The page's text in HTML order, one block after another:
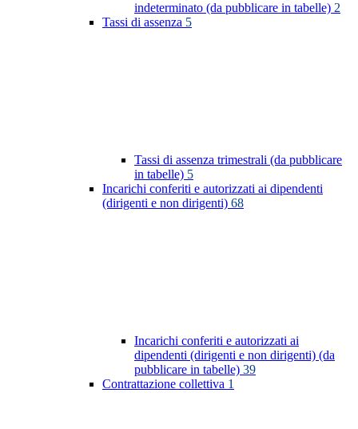
indeterminato (da pubblicare in tabelle) 2
Tassi di assenza 5
Tassi di assenza trimestrali (da pubblicare
in tabelle) 5
Incarichi conferiti e autorizzati ai dipendenti
(dirigenti e non dirigenti) 68
Incarichi conferiti e autorizzati ai
dipendenti (dirigenti e non dirigenti) (da
pubblicare in tabelle) 39
Contrattazione collettiva 1